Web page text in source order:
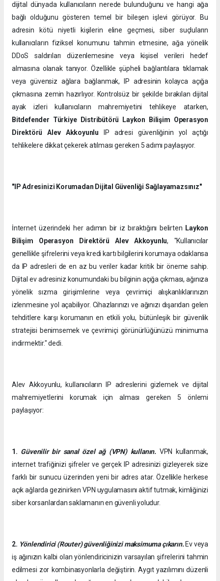
dijital dünyada kullanıcıların nerede bulunduğunu ve hangi ağa
bağlı olduğunu gösteren temel bir bileşen işlevi görüyor. Bu
adresin kötü niyetli kişilerin eline geçmesi, siber suçluların
kullanıcıların fiziksel konumunu tahmin etmesine, ağa yönelik
DDoS saldırıları düzenlemesine veya kişisel verileri hedef
almasına olanak tanıyor. Özellikle şüpheli bağlantılara tıklamak
veya güvensiz ağlara bağlanmak, IP adresinin kolayca açığa
çıkmasına zemin hazırlıyor. Kontrolsüz bir şekilde bırakılan dijital
ayak izleri kullanıcıların mahremiyetini tehlikeye atarken,
Bitdefender Türkiye Distribütörü Laykon Bilişim Operasyon
Direktörü Alev Akkoyunlu IP adresi güvenliğinin yol açtığı
tehlikelere dikkat çekerek atılması gereken 5 adımı paylaşıyor.
"IP Adresinizi Korumadan Dijital Güvenliği Sağlayamazsınız"
İnternet üzerindeki her adımın bir iz bıraktığını belirten Laykon
Bilişim Operasyon Direktörü Alev Akkoyunlu, "Kullanıcılar
genellikle şifrelerini veya kredi kartı bilgilerini korumaya odaklansa
da IP adresleri de en az bu veriler kadar kritik bir öneme sahip.
Dijital ev adresiniz konumundaki bu bilginin açığa çıkması, ağınıza
yönelik sızma girişimlerine veya çevrimiçi alışkanlıklarınızın
izlenmesine yol açabiliyor. Cihazlarınızı ve ağınızı dışarıdan gelen
tehditlere karşı korumanın en etkili yolu, bütünleşik bir güvenlik
stratejisi benimsemek ve çevrimiçi görünürlüğünüzü minimuma
indirmektir." dedi.
Alev Akkoyunlu, kullanıcıların IP adreslerini gizlemek ve dijital
mahremiyetlerini korumak için alması gereken 5 önlemi
paylaşıyor:
1. Güvenilir bir sanal özel ağ (VPN) kullanın. VPN kullanmak,
internet trafiğinizi şifreler ve gerçek IP adresinizi gizleyerek size
farklı bir sunucu üzerinden yeni bir adres atar. Özellikle herkese
açık ağlarda gezinirken VPN uygulamasını aktif tutmak, kimliğinizi
siber korsanlardan saklamanın en güvenli yoludur.
2. Yönlendirici (Router) güvenliğinizi maksimuma çıkarın. Ev veya
iş ağınızın kalbi olan yönlendiricinizin varsayılan şifrelerini tahmin
edilmesi zor kombinasyonlarla değiştirin. Aygıt yazılımını düzenli